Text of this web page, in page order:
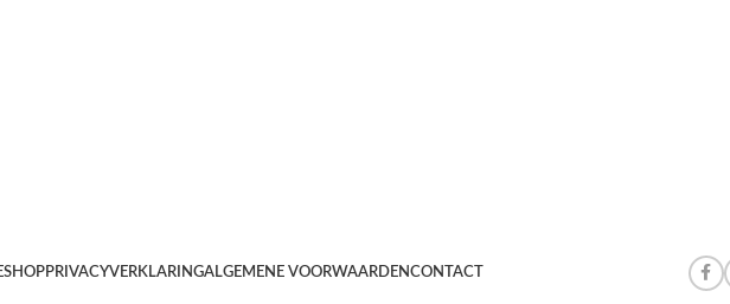
SHOPPRIVACYVERKLARINGALGEMENE VOORWAARDENCONTACT